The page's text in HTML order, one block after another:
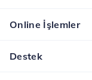
Online İşlemler
Destek